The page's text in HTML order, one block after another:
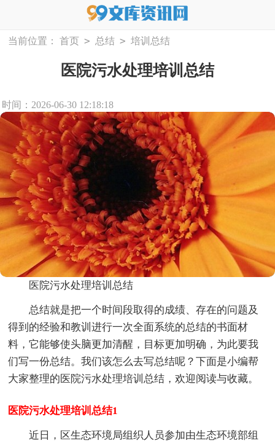
当前位置： 首页 > 总结 > 培训总结
医院污水处理培训总结
时间：2026-06-30 12:18:18
医院污水处理培训总结
总结就是把一个时间段取得的成绩、存在的问题及
得到的经验和教训进行一次全面系统的总结的书面材
料，它能够使头脑更加清醒，目标更加明确，为此要我
们写一份总结。我们该怎么去写总结呢？下面是小编帮
大家整理的医院污水处理培训总结，欢迎阅读与收藏。
医院污水处理培训总结1
近日，区生态环境局组织人员参加由生态环境部组